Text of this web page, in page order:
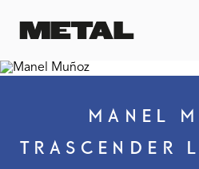
MANEL
TRASCENDER